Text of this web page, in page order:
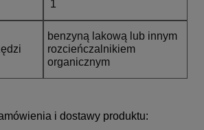
1
benzyną lakową lub innym
rozcieńczalnikiem
organicznym
i dostawy produktu: